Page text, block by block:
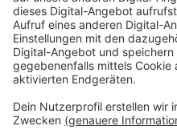
Anzeige
ANTENNE
vor
Anzeige